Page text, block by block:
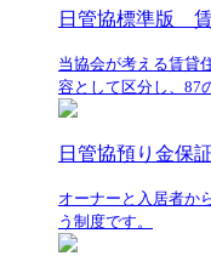
日管協標準版
当協会が考える賃貸
容として区分し、87
日管協預り金保
オーナーと入居者か
う制度です。